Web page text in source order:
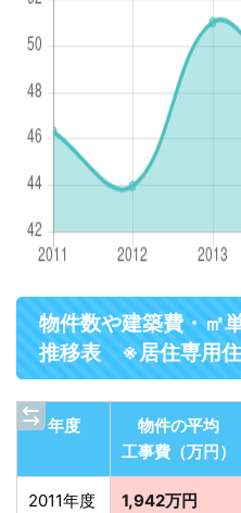
物件数や建築費・㎡
推移表 ※居住専用
年度
物件の平均
工事費（万円）
2011年度 1,942万円